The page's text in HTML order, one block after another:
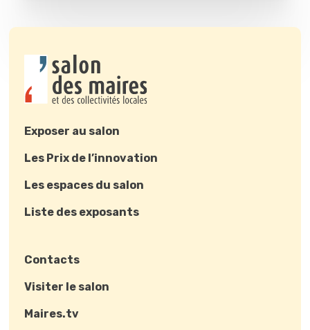
Exposer au salon
Les Prix de l’innovation
Les espaces du salon
Liste des exposants
Contacts
Visiter le salon
Maires.tv